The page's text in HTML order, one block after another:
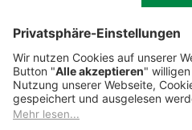
Cookie-Einstellungen
Datenschutz
Impressum